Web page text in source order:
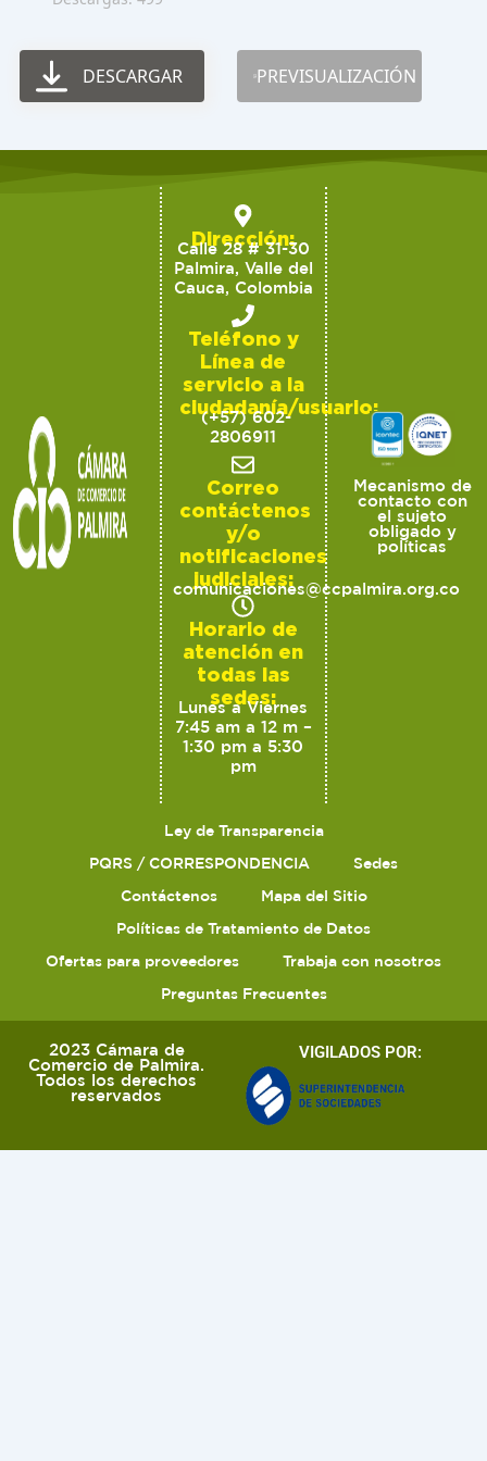
DESCARGAR PREVISUALIZACIÓN
Dirección:
Calle 28 # 31-30
Palmira, Valle del
Cauca, Colombia
Teléfono y
Línea de
servicio a la
ciudadanía/usuario:
(+57) 602-
2806911
Correo
contáctenos
y/o
notificaciones
judiciales:
comunicaciones@ccpalmira.org.co
Horario de
atención en
todas las
sedes:
Lunes a Viernes
7:45 am a 12 m –
1:30 pm a 5:30
pm
Mecanismo de
contacto con
el sujeto
obligado y
políticas
Ley de Transparencia
PQRS / CORRESPONDENCIA
Sedes
Contáctenos
Mapa del Sitio
Políticas de Tratamiento de Datos
Ofertas para proveedores
Trabaja con nosotros
Preguntas Frecuentes
2023 Cámara de
Comercio de Palmira.
Todos los derechos
reservados
VIGILADOS POR: